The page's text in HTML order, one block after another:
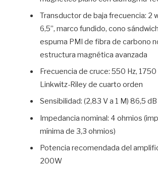
Transductor de baja frecuencia: 2
6,5”, marco fundido, cono
espuma PMI de fibra de carbono
estructura magnética avanzada
Frecuencia de cruce: 550 Hz, 1750
Linkwitz-Riley de cuarto orden
Sensibilidad: (2,83 V a 1 M) 86,5 dB
Impedancia nominal: 4 ohmios
mínima de 3,3 ohmios)
Potencia recomendada del
200W